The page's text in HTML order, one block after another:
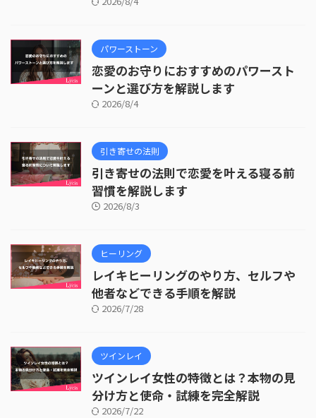
パワーストーン
恋愛のお守りにおすすめのパワースト
ーンと選び方を解説します
2026/8/4
引き寄せの法則
引き寄せの法則で恋愛を叶える寝る前
習慣を解説します
2026/8/3
ヒーリング
レイキヒーリングのやり方、セルフや
他者などできる手順を解説
2026/7/28
ツインレイ
ツインレイ女性の特徴とは？本物の見
分け方と使命・試練を完全解説
2026/7/22